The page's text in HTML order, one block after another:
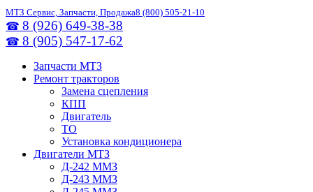
МТЗ Сервис, Запчасти, Продажа8 (800) 505-21-10
☎ 8 (926) 649-38-38
☎ 8 (905) 547-17-62
Запчасти МТЗ
Ремонт тракторов
Замена сцепления
КПП
Двигатель
ТО
Установка кондиционера
Двигатели МТЗ
Д-242 ММЗ
Д-243 ММЗ